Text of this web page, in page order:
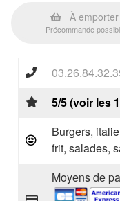
À emporter
Précommande
5/5 (voir les
Burgers,
frit, salades,
Moyens de